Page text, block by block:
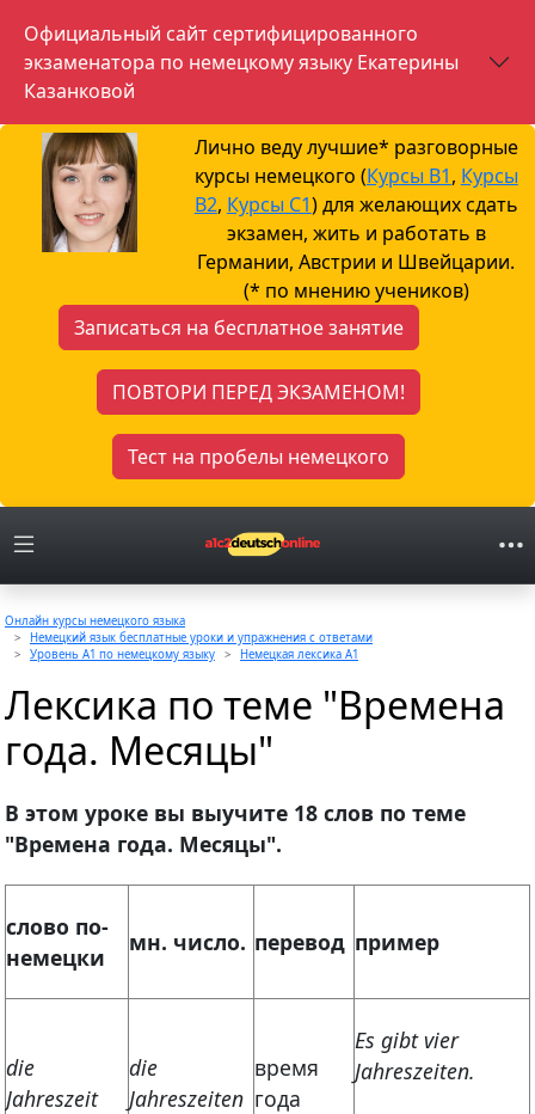
Официальный сайт сертифицированного
экзаменатора по немецкому языку Екатерины
Казанковой
Лично веду лучшие* разговорные
курсы немецкого (Курсы B1, Курсы
B2, Курсы С1) для желающих сдать
экзамен, жить и работать в
Германии, Австрии и Швейцарии.
(* по мнению учеников)
Записаться на бесплатное занятие
ПОВТОРИ ПЕРЕД ЭКЗАМЕНОМ!
Тест на пробелы немецкого
Онлайн курсы немецкого языка
Немецкий язык бесплатные уроки и упражнения с ответами
Уровень A1 по немецкому языку
Немецкая лексика A1
Лексика по теме "Времена
года. Месяцы"
В этом уроке вы выучите 18 слов по теме
"Времена года. Месяцы".
слово по-
немецки
мн. число. перевод пример
die
Jahreszeit
die
Jahreszeiten
время
года
Es gibt vier
Jahreszeiten.